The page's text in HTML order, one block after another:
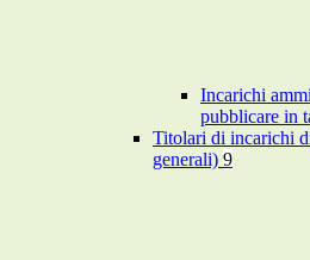
Incarichi
pubblicare in
Titolari di incarichi
generali) 9